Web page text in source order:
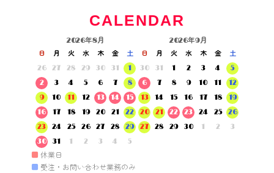
CALENDAR
2026年8月
日 月 火 水 木 金
土
26
27 28 29 30 31
1
2
3 4 5 6 7
8
9
10 11 12 13 14
15
16
17 18 19 20 21
22
23
24 25 26 27 28
29
30
31 1 2 3 4 5
2026年9月
日 月 火 水 木 金
土
30
31 1 2 3 4
5
6
7 8 9 10 11
12
13
14 15 16 17 18
19
20
21 22 23 24 25
26
27
28 29 30 1 2 3
■ 休業日
■ 受注・お問い合わせ業務のみ